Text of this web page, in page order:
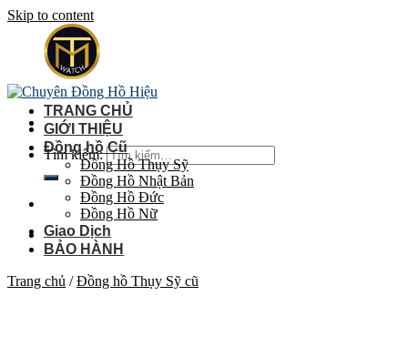
Skip to content
Tìm kiếm:
TRANG CHỦ
GIỚI THIỆU
Đồng hồ Cũ
Đồng Hồ Thụy Sỹ
Đồng Hồ Nhật Bản
Đồng Hồ Đức
Đồng Hồ Nữ
Giao Dịch
BẢO HÀNH
Trang chủ / Đồng hồ Thụy Sỹ cũ